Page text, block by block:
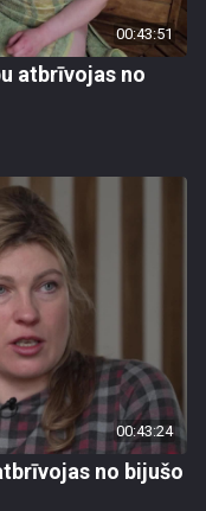
00:43:51
atbrīvojas no
00:43:24
no bijušo